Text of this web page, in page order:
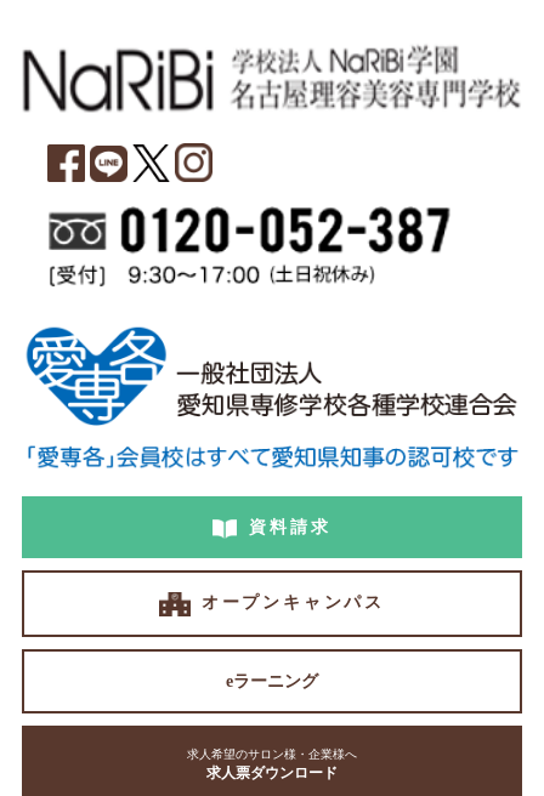
資料請求
オープンキャンパス
eラーニング
求人希望のサロン様・企業様へ
求人票ダウンロード